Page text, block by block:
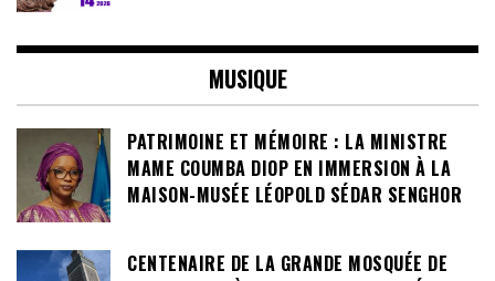
MUSIQUE
PATRIMOINE ET MÉMOIRE : LA MINISTRE
MAME COUMBA DIOP EN IMMERSION À LA
MAISON-MUSÉE LÉOPOLD SÉDAR SENGHOR
CENTENAIRE DE LA GRANDE MOSQUÉE DE